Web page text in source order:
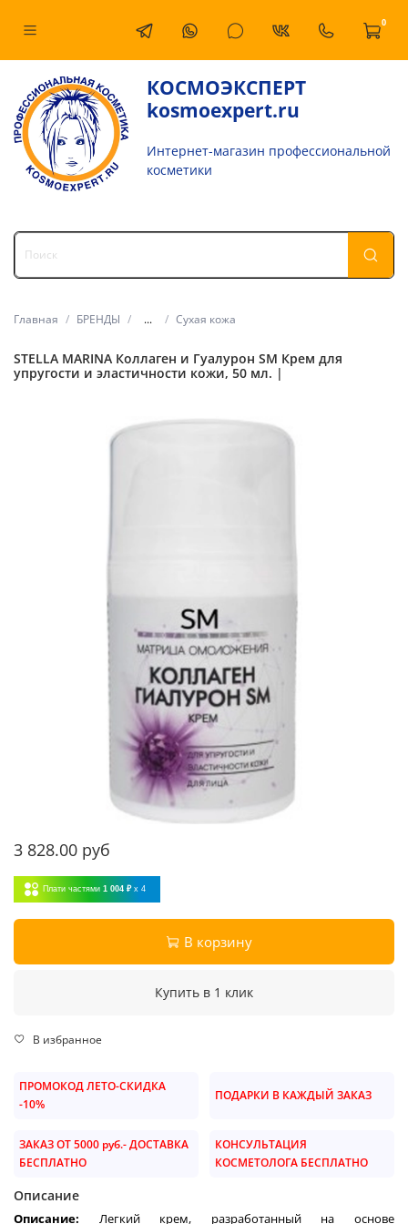
0
КОСМОЭКСПЕРТ
kosmoexpert.ru
Интернет-магазин профессиональной
косметики
Главная БРЕНДЫ ... Сухая кожа
STELLA MARINA Коллаген и Гуалурон SM Крем для
упругости и эластичности кожи, 50 мл. |
3 828.00 руб
Плати частями 1 004 ₽ x 4
В корзину
Купить в 1 клик
В избранное
ПРОМОКОД ЛЕТО-СКИДКА
-10%
ПОДАРКИ В КАЖДЫЙ ЗАКАЗ
ЗАКАЗ ОТ 5000 руб.- ДОСТАВКА
БЕСПЛАТНО
КОНСУЛЬТАЦИЯ
КОСМЕТОЛОГА БЕСПЛАТНО
Описание
Описание: Легкий крем, разработанный на основе